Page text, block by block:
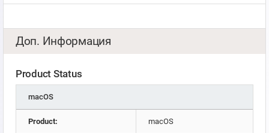
Доп. Информация
Product Status
macOS
Product: macOS